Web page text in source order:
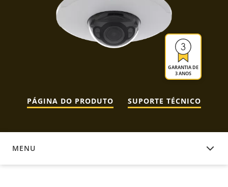
GARANTIA DE
3 ANOS
PÁGINA DO PRODUTO SUPORTE TÉCNICO
MENU
DOCUMENTAÇÃO